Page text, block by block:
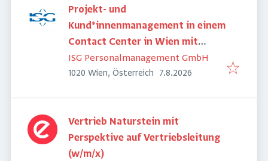
Projekt- und
Kund*innenmanagement in einem
Contact Center in Wien mit
Schwerpunkt Energie (m/w/d)
ISG Personalmanagement GmbH
1020 Wien, Österreich Veröffentlicht
7.8.2026
Vertrieb Naturstein mit
Perspektive auf Vertriebsleitung
(w/m/x)